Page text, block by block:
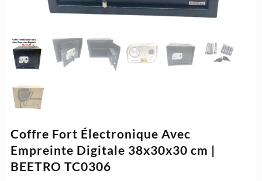
Coffre Fort Électronique Avec
Empreinte Digitale 38x30x30 cm |
BEETRO TC0306